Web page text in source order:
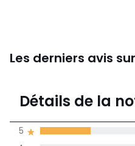
Les derniers avis
Détails de la
5